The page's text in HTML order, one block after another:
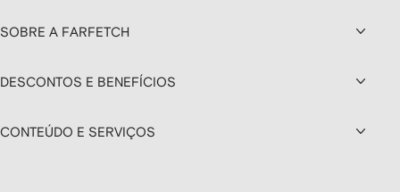
SOBRE A FARFETCH
DESCONTOS E BENEFÍCIOS
CONTEÚDO E SERVIÇOS